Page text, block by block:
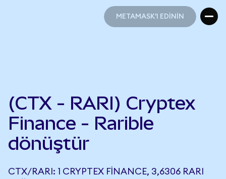
METAMASK'I EDİNİN
(CTX - RARI) Cryptex
Finance - Rarible
dönüştür
CTX/RARI: 1 CRYPTEX FINANCE, 3,6306 RARI